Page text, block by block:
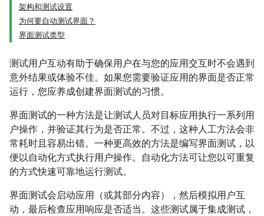
架构和测试设置
为何要自动测试界面？
界面测试类型
测试用户互动有助于确保用户在与您的应用交互时不会遇到
意外结果或体验不佳。如果您需要验证应用的界面是否正常
运行，您应养成创建界面测试的习惯。
界面测试的一种方法是让测试人员对目标应用执行一系列用
户操作，并验证其行为是否正常。不过，这种人工方法会非
常耗时且容易出错。一种更高效的方法是编写界面测试，以
便以自动化方式执行用户操作。自动化方法可让您以可重复
的方式快速可靠地运行测试。
界面测试会启动应用（或其部分内容），然后模拟用户互
动，最后检查应用响应是否适当。这些测试属于集成测试，